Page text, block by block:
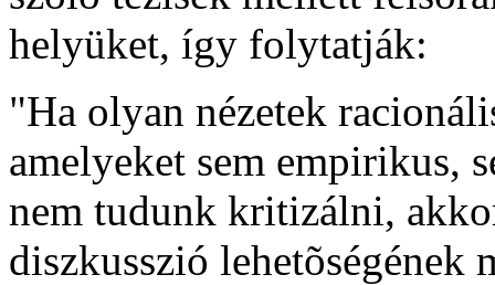
helyüket, így folytatják:
"Ha olyan nézetek
amelyeket sem empirikus,
nem tudunk kritizálni,
diszkusszió lehetõségének